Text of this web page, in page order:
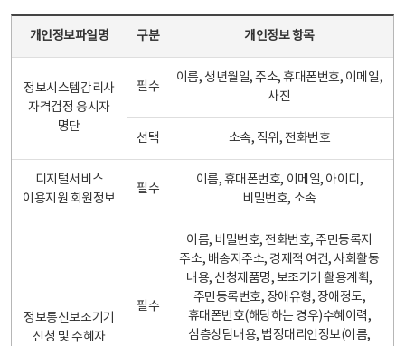
개인정보파일명 구분 개인정보 항목
정보시스템감리사
자격검정 응시자
명단
필수
이름, 생년월일, 주소, 휴대폰번호, 이메일,
사진
선택 소속, 직위, 전화번호
디지털서비스
이용지원 회원정보
필수
이름, 휴대폰번호, 이메일, 아이디,
비밀번호, 소속
정보통신보조기기
신청 및 수혜자
필수
이름, 비밀번호, 전화번호, 주민등록지
주소, 배송지주소, 경제적 여건, 사회활동
내용, 신청제품명, 보조기기 활용계획,
주민등록번호, 장애유형, 장애정도,
휴대폰번호(해당하는 경우)수혜이력,
심층상담내용, 법정대리인정보(이름,